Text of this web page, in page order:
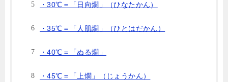
・30℃＝「日向燗」（ひなたかん）
・35℃＝「人肌燗」（ひとはだかん）
・40℃＝「ぬる燗」
・45℃＝「上燗」（じょうかん）